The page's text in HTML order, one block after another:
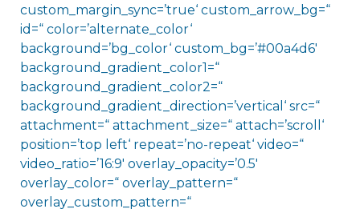
custom_margin_sync=’true‘ custom_arrow_bg=“
id=“ color=’alternate_color‘
background=’bg_color‘ custom_bg=’#00a4d6′
background_gradient_color1=“
background_gradient_color2=“
background_gradient_direction=’vertical‘ src=“
attachment=“ attachment_size=“ attach=’scroll‘
position=’top left‘ repeat=’no-repeat‘ video=“
video_ratio=’16:9′ overlay_opacity=’0.5′
overlay_color=“ overlay_pattern=“
overlay_custom_pattern=“